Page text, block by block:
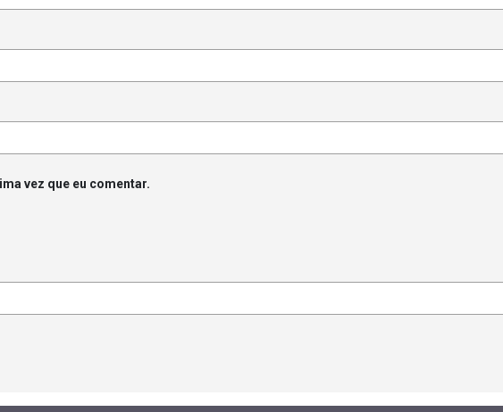
vez que eu comentar.